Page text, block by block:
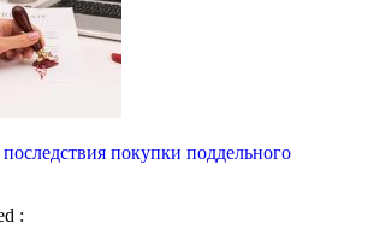
покупки поддельного
: